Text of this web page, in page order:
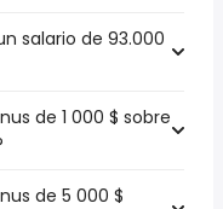
salario de 93.000
de 1 000 $ sobre
de 5 000 $